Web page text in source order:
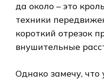
да около – это
техники
короткий отрезок
внушительные
Однако замечу, что